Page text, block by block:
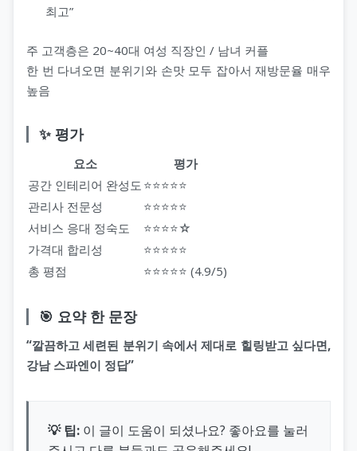
최고”
주 고객층은 20~40대 여성 직장인 / 남녀 커플
한 번 다녀오면 분위기와 손맛 모두 잡아서 재방문율 매우
높음
✨ 평가
요소
평가
공간 인테리어 완성도 ⭐⭐⭐⭐⭐
관리사 전문성
⭐⭐⭐⭐⭐
서비스 응대 정숙도
⭐⭐⭐⭐☆
가격대 합리성
⭐⭐⭐⭐⭐
총 평점
⭐⭐⭐⭐⭐ (4.9/5)
🎯 요약 한 문장
“깔끔하고 세련된 분위기 속에서 제대로 힐링받고 싶다면,
강남 스파엔이 정답”
💡 팁: 이 글이 도움이 되셨나요? 좋아요를 눌러